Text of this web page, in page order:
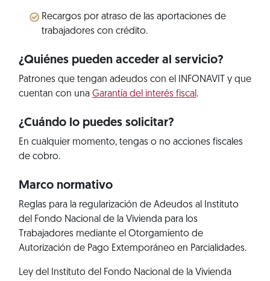
Recargos por atraso de las aportaciones de
trabajadores con crédito.
¿Quiénes pueden acceder al servicio?
Patrones que tengan adeudos con el INFONAVIT y que
cuentan con una Garantía del interés fiscal .
¿Cuándo lo puedes solicitar?
En cualquier momento, tengas o no acciones fiscales
de cobro.
Marco normativo
Reglas para la regularización de Adeudos al Instituto
del Fondo Nacional de la Vivienda para los
Trabajadores mediante el Otorgamiento de
Autorización de Pago Extemporáneo en Parcialidades.
Ley del Instituto del Fondo Nacional de la Vivienda